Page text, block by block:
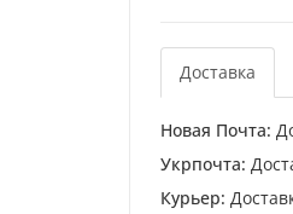
Доставка
Новая Почта:
Укрпочта:
Курьер: